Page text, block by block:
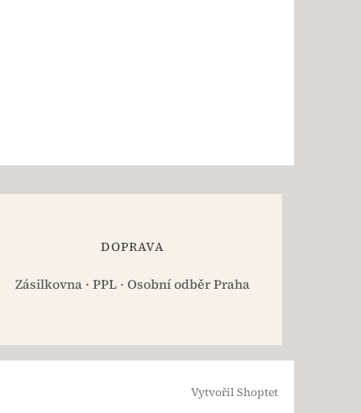
DOPRAVA
Zásilkovna · PPL · Osobní odběr Praha
Vytvořil Shoptet